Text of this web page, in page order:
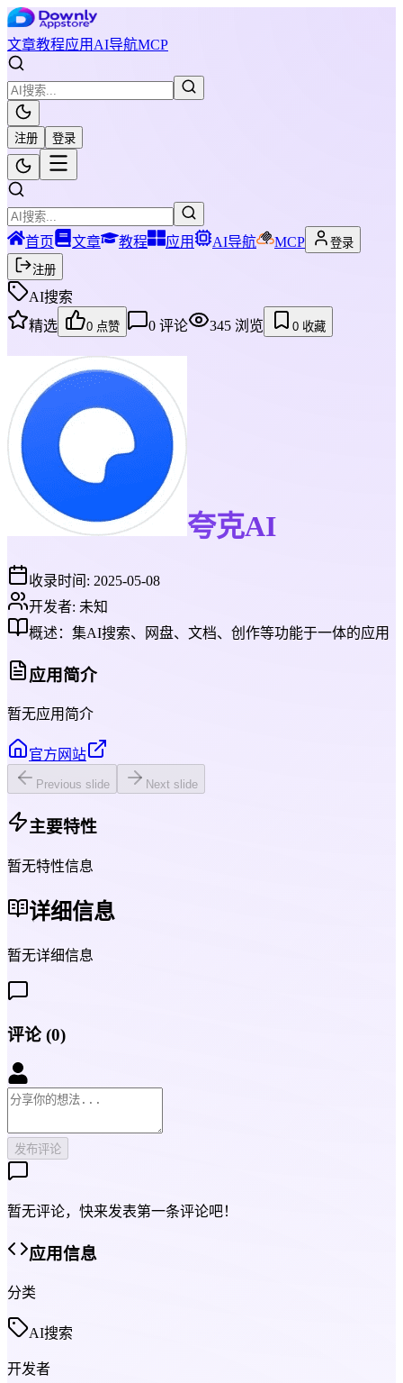
文章教程应用 AI导航MCP
注册 登录
首页 文章 教程 应用 AI导航 MCP
登录
注册
AI搜索
精选
0 点赞 0 评论 345 浏览 0 收藏
夸克AI
收录时间: 2025-05-08
开发者: 未知
概述： 集AI搜索、网盘、文档、创作等功能于一体的应用
应用简介
暂无应用简介
官方网站
Previous slide Next slide
主要特性
暂无特性信息
详细信息
暂无详细信息
评论 (0)
发布评论
暂无评论，快来发表第一条评论吧！
应用信息
分类
AI搜索
开发者